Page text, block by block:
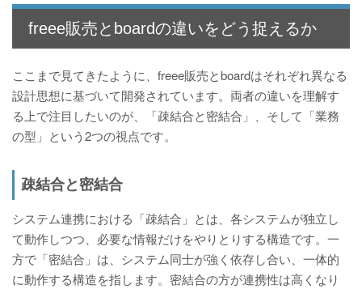
freee販売とboardの違いをどう捉えるか
ここまで見てきたように、freee販売とboardはそれぞれ異なる
設計思想に基づいて開発されています。両者の違いを理解す
る上で注目したいのが、「疎結合と密結合」、そして「業務
の型」という2つの視点です。
疎結合と密結合
システム連携における「疎結合」とは、各システムが独立し
て動作しつつ、必要な情報だけをやりとりする構造です。一
方で「密結合」は、システム同士が強く依存し合い、一体的
に動作する構造を指します。密結合の方が連携性は高くなり